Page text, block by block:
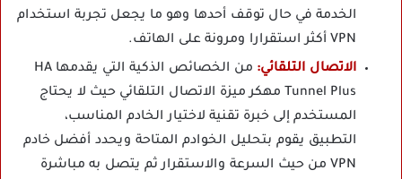
الخدمة في حال توقف أحدها وهو ما يجعل تجربة استخدام
VPN أكثر استقرارا ومرونة على الهاتف.
الاتصال التلقائي:
من الخصائص الذكية التي يقدمها HA
Tunnel Plus مهكر ميزة الاتصال التلقائي حيث لا يحتاج
المستخدم إلى خبرة تقنية لاختيار الخادم المناسب،
التطبيق يقوم بتحليل الخوادم المتاحة ويحدد أفضل خادم
VPN من حيث السرعة والاستقرار ثم يتصل به مباشرة